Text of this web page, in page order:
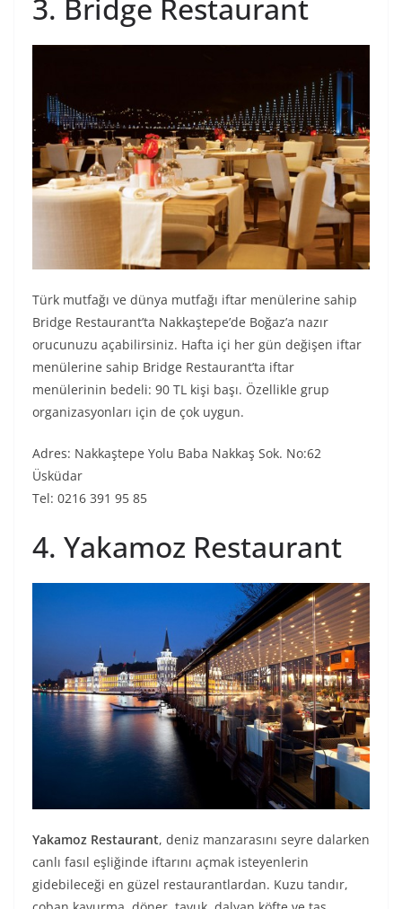
3. Bridge Restaurant
Türk mutfağı ve dünya mutfağı iftar menülerine sahip
Bridge Restaurant’ta Nakkaştepe’de Boğaz’a nazır
orucunuzu açabilirsiniz. Hafta içi her gün değişen iftar
menülerine sahip Bridge Restaurant’ta iftar
menülerinin bedeli: 90 TL kişi başı. Özellikle grup
organizasyonları için de çok uygun.
Adres: Nakkaştepe Yolu Baba Nakkaş Sok. No:62
Üsküdar
Tel: 0216 391 95 85
4. Yakamoz Restaurant
Yakamoz Restaurant, deniz manzarasını seyre dalarken
canlı fasıl eşliğinde iftarını açmak isteyenlerin
gidebileceği en güzel restaurantlardan. Kuzu tandır,